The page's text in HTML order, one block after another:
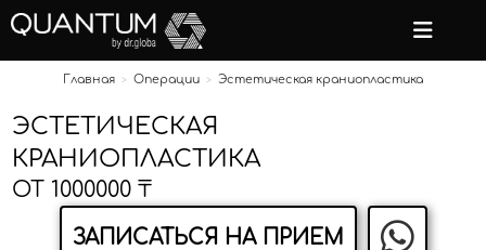
Перейти
Главная > Операции > Эстетическая краниопластика
ЭСТЕТИЧЕСКАЯ
КРАНИОПЛАСТИКА
ОТ 1000000₸
ЗАПИСАТЬСЯ НА ПРИЕМ